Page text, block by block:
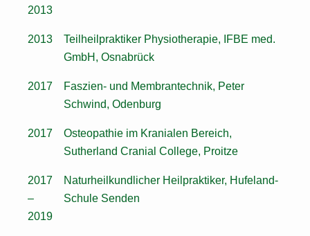
2013
2013
Teilheilpraktiker Physiotherapie, IFBE med.
GmbH, Osnabrück
2017
Faszien- und Membrantechnik, Peter
Schwind, Odenburg
2017
Osteopathie im Kranialen Bereich,
Sutherland Cranial College, Proitze
2017
–
2019
Naturheilkundlicher Heilpraktiker, Hufeland-
Schule Senden